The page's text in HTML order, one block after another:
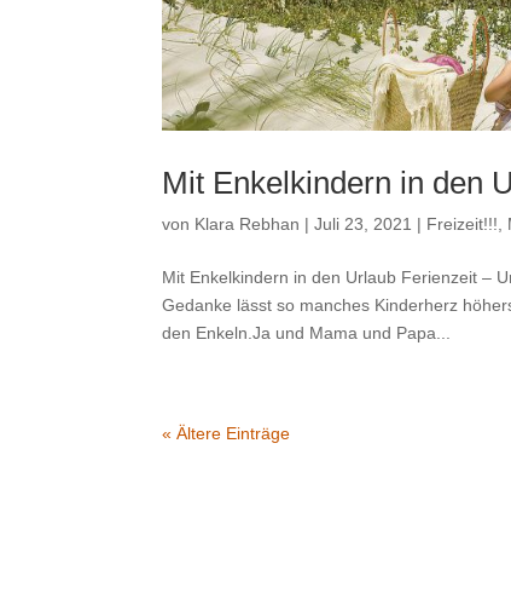
Mit Enkelkindern in den
von Klara Rebhan |Juli 23, 2021 | Freizeit!!!,
Mit Enkelkindern in den Urlaub Ferienzeit –
Gedanke lässt so manches Kinderherz
den Enkeln.Ja und Mama und Papa...
« Ältere Einträge